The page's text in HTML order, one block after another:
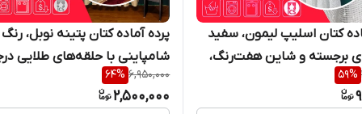
کتان اسلیپ لیمون، سفید
برجسته و شاین هفت‌رنگ،
- گالری پرده امپریال ساری
59%
پرده آماده کتان پتینه نوبل، رنگ
شامپاینی با حلقه‌های طلایی
مناسب دکوراسیون چوب و کرم -
6,950,000
64%
2,500,000